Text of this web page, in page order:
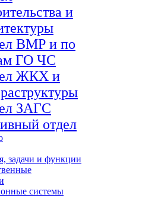
и
ВМР и по
ГО ЧС
ЖКХ и
ЗАГС
отдел
задачи и функции
системы